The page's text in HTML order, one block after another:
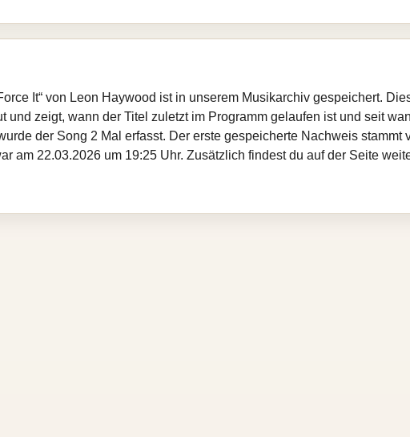
It“ von Leon Haywood ist in unserem Musikarchiv gespeichert.
und zeigt, wann der Titel zuletzt im Programm gelaufen ist und seit
der Song 2 Mal erfasst. Der erste gespeicherte Nachweis stammt
am 22.03.2026 um 19:25 Uhr. Zusätzlich findest du auf der Seite